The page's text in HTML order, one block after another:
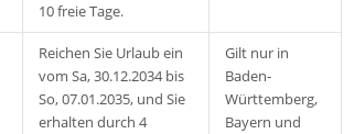
10 freie Tage.
Reichen Sie Urlaub ein
vom Sa, 30.12.2034 bis
So, 07.01.2035, und Sie
erhalten durch 4
Gilt nur in
Baden-
Württemberg,
Bayern und